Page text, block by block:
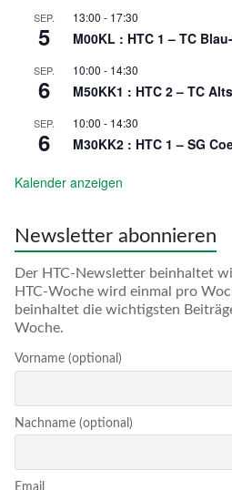
SEP.
5
13:00 - 17:30
M00KL : HTC 1 – TC
SEP.
6
10:00 - 14:30
M50KK1 : HTC 2 – TC
SEP.
6
10:00 - 14:30
M30KK2 : HTC 1 – SG
Kalender anzeigen
Newsletter abonnieren
Der HTC-Newsletter beinhaltet
HTC-Woche wird einmal pro
beinhaltet die wichtigsten
Woche.
Vorname (optional)
Nachname (optional)